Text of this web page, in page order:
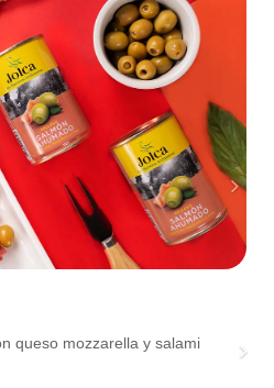
queso mozzarella y salami